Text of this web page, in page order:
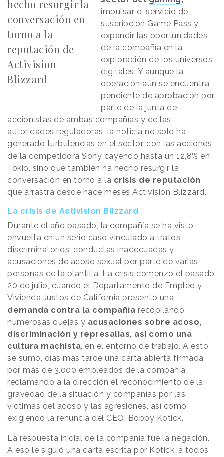
hecho resurgir la
conversación en
torno a la
reputación de
Activision
Blizzard
impulsar el servicio de
suscripción Game Pass y
expandir las oportunidades
de la compañía en la
exploración de los universos
digitales. Y aunque la
operación aún se encuentra
pendiente de aprobación por
parte de la junta de
accionistas de ambas compañías y de las
autoridades reguladoras, la noticia no solo ha
generado turbulencias en el sector, con las acciones
de la competidora Sony cayendo hasta un 12,8% en
Tokio, sino que también ha hecho resurgir la
conversación en torno a la crisis de reputación
que arrastra desde hace meses Activision Blizzard.
La crisis de Activision Blizzard
Durante el año pasado, la compañía se ha visto
envuelta en un serio caso vinculado a tratos
discriminatorios, conductas inadecuadas y
acusaciones de acoso sexual por parte de varias
personas de la plantilla. La crisis comenzó el pasado
20 de julio, cuando el Departamento de Empleo y
Vivienda Justos de California presentó una
demanda contra la compañía recopilando
numerosas quejas y acusaciones sobre acoso,
discriminación y represalias, así como una
cultura machista, en el entorno de trabajo. A esto
se sumó, días más tarde una carta abierta firmada
por más de 3.000 empleados de la compañía
reclamando a la dirección el reconocimiento de la
gravedad de la situación y compañías por las
víctimas del acoso y las agresiones, así como
exigiendo la renuncia del CEO, Bobby Kotick.
La respuesta inicial de la compañía fue la negación.
A eso le siguió una carta escrita por Kotick, a todos